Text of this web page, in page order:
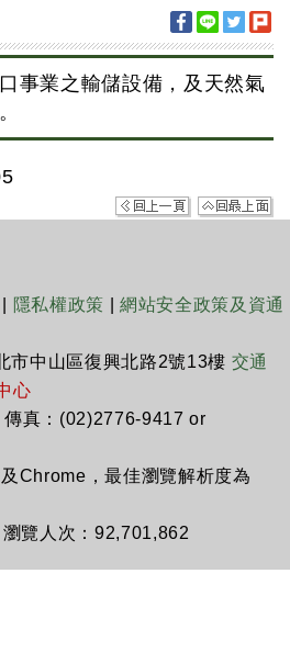
事業之輸儲設備，及天然氣
隱私權政策 |網站安全政策及資通
市中山區復興北路2號13樓 交通
心
真：(02)2776-9417 or
Chrome，最佳瀏覽解析度為
覽人次：92,701,862